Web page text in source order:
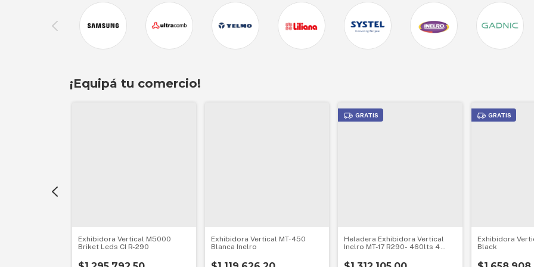
¡Equipá tu comercio!
Exhibidora Vertical M5000
Briket Leds CI R-290
Exhibidora Vertical MT-450
Blanca Inelro
GRATIS
Heladera Exhibidora Vertical
Inelro MT-17 R290- 460lts 4
GRATIS
Exhibidora
Black